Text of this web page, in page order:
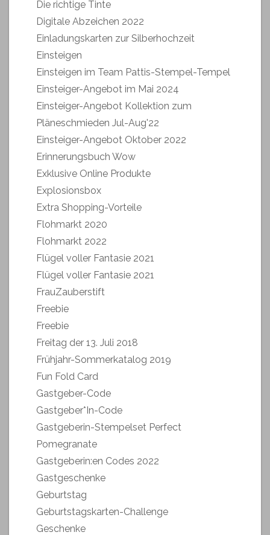
Die richtige Tinte
Digitale Abzeichen 2022
Einladungskarten zur Silberhochzeit
Einsteigen
Einsteigen im Team Pattis-Stempel-Tempel
Einsteiger-Angebot im Mai 2024
Einsteiger-Angebot Kollektion zum
Pläneschmieden Jul-Aug'22
Einsteiger-Angebot Oktober 2022
Erinnerungsbuch Wow
Exklusive Online Produkte
Explosionsbox
Extra Shopping-Vorteile
Flohmarkt 2020
Flohmarkt 2022
Flügel voller Fantasie 2021
Flügel voller Fantasie 2021
FrauZauberstift
Freebie
Freebie
Freitag der 13. Juli 2018
Frühjahr-Sommerkatalog 2019
Fun Fold Card
Gastgeber-Code
Gastgeber*In-Code
Gastgeberin-Stempelset Perfect
Pomegranate
Gastgeberin:en Codes 2022
Gastgeschenke
Geburtstag
Geburtstagskarten-Challenge
Geschenke